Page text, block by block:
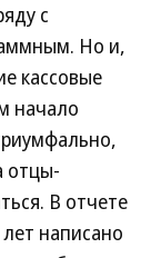
с
Но и,
кассовые
начало
отцы-
В отчете
написано